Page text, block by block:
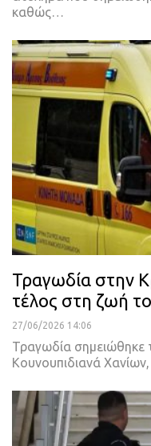
καθώς…
Τραγωδία στην
τέλος στη ζωή
27/06/2026 14:06
Τραγωδία
Κουνουπιδιανά